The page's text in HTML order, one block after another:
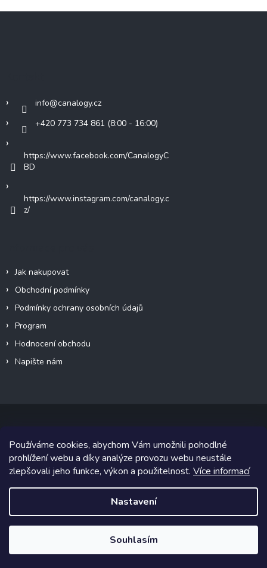
Používáme cookies, abychom Vám umožnili pohodlné
prohlížení webu a díky analýze provozu webu neustále
zlepšovali jeho funkce, výkon a použitelnost. Více informací
Nastavení
Souhlasím
info@canalogy.cz
+420 773 734 861 (8:00 - 16:00)
https://www.facebook.com/CanalogyC
BD
https://www.instagram.com/canalogy.c
z/
Jak nakupovat
Obchodní podmínky
Podmínky ochrany osobních údajů
Program
Hodnocení obchodu
Napište nám
Copyright 2026Canalogy.cz. Všechna práva vyhrazena.
Grafický návrh vytvořil a na Shoptet implementoval Tomáš Hlad
Shoptetak.cz.